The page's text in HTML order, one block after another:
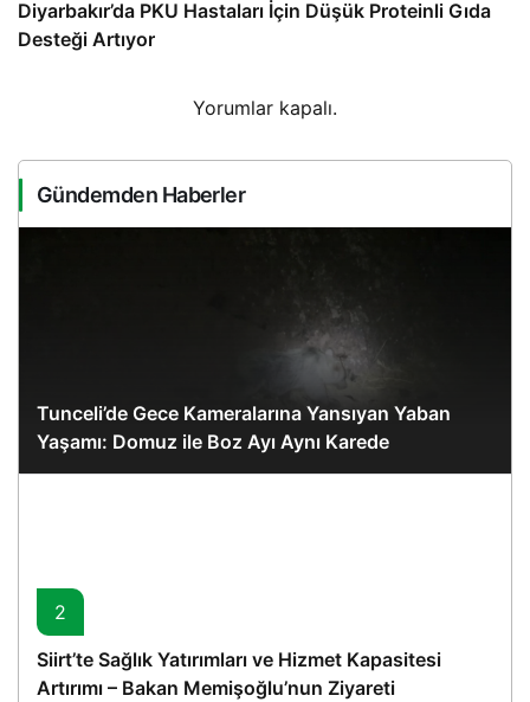
Diyarbakır’da PKU Hastaları İçin Düşük Proteinli Gıda
Desteği Artıyor
Yorumlar kapalı.
Gündemden Haberler
Tunceli’de Gece Kameralarına Yansıyan Yaban
Yaşamı: Domuz ile Boz Ayı Aynı Karede
2
Siirt’te Sağlık Yatırımları ve Hizmet Kapasitesi
Artırımı – Bakan Memişoğlu’nun Ziyareti